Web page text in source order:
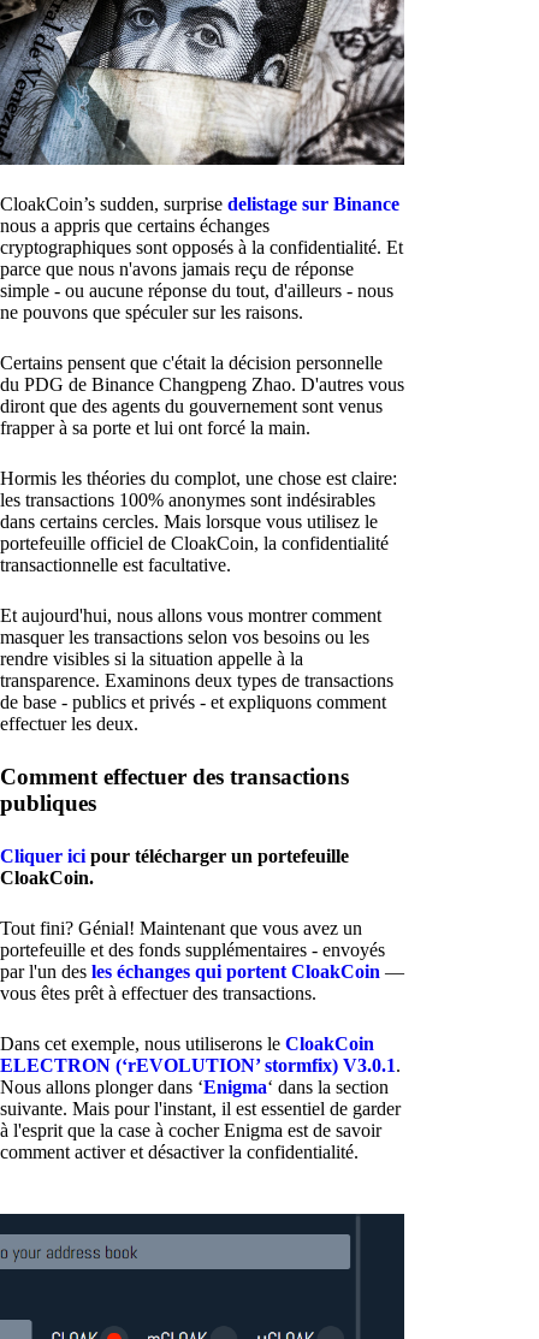
CloakCoin’s sudden, surprise delistage sur Binance
nous a appris que certains échanges
cryptographiques sont opposés à la confidentialité. Et
parce que nous n'avons jamais reçu de réponse
simple - ou aucune réponse du tout, d'ailleurs - nous
ne pouvons que spéculer sur les raisons.
Certains pensent que c'était la décision personnelle
du PDG de Binance Changpeng Zhao. D'autres vous
diront que des agents du gouvernement sont venus
frapper à sa porte et lui ont forcé la main.
Hormis les théories du complot, une chose est claire:
les transactions 100% anonymes sont indésirables
dans certains cercles. Mais lorsque vous utilisez le
portefeuille officiel de CloakCoin, la confidentialité
transactionnelle est facultative.
Et aujourd'hui, nous allons vous montrer comment
masquer les transactions selon vos besoins ou les
rendre visibles si la situation appelle à la
transparence. Examinons deux types de transactions
de base - publics et privés - et expliquons comment
effectuer les deux.
Comment effectuer des transactions
publiques
Cliquer ici pour télécharger un portefeuille
CloakCoin.
Tout fini? Génial! Maintenant que vous avez un
portefeuille et des fonds supplémentaires - envoyés
par l'un des les échanges qui portent CloakCoin —
vous êtes prêt à effectuer des transactions.
Dans cet exemple, nous utiliserons le CloakCoin
ELECTRON (‘rEVOLUTION’ stormfix) V3.0.1.
Nous allons plonger dans ‘Enigma‘ dans la section
suivante. Mais pour l'instant, il est essentiel de garder
à l'esprit que la case à cocher Enigma est de savoir
comment activer et désactiver la confidentialité.